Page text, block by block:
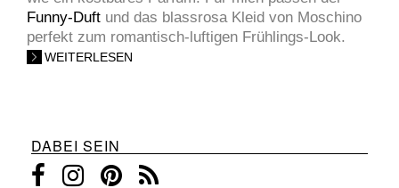
Funny-Duft und das blassrosa Kleid von Moschino
perfekt zum romantisch-luftigen Frühlings-Look.
WEITERLESEN
DABEI SEIN